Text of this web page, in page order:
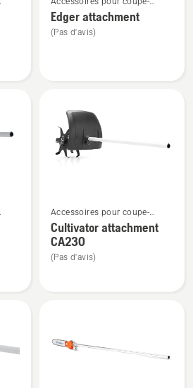
plus
de
détails
bordures et débroussailleuses
Combi
Edger attachment
(Pas d'avis)
plus
de
détails
sur
Accessoires pour coupe-
bordures et débroussailleuses
Combi
Cultivator attachment
CA230
(Pas d'avis)